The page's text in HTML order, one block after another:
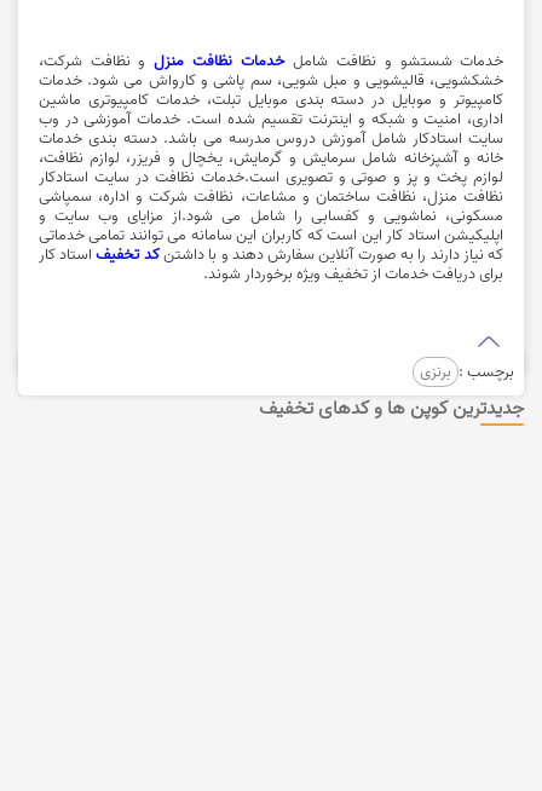
خدمات شستشو و نظافت شامل خدمات نظافت منزل و نظافت شرکت،
خشکشویی، قالیشویی و مبل شویی، سم پاشی و کارواش می شود.خدمات
کامپیوتر و موبایل در دسته بندی موبایل تبلت، خدمات کامپیوتری ماشین
اداری، امنیت و شبکه و اینترنت تقسیم شده است. خدمات آموزشی در وب
سایت استادکار شامل آموزش دروس مدرسه می باشد. دسته بندی خدمات
خانه و آشپزخانه شامل سرمایش و گرمایش، یخچال و فریزر، لوازم نظافت،
لوازم پخت و پز و صوتی و تصویری است.خدمات نظافت در سایت استادکار
نظافت منزل، نظافت ساختمان و مشاعات، نظافت شرکت و اداره، سمپاشی
مسکونی، نماشویی و کفسابی را شامل می شود.از مزایای وب سایت و
اپلیکیشن استاد کار این است که کاربران این سامانه می توانند تمامی خدماتی
که نیاز دارند را به صورت آنلاین سفارش دهند و با داشتنکد تخفیفاستاد کار
برای دریافت خدمات از تخفیف ویژه برخوردار شوند.
برچسب : برنزی
جدیدترین کوپن ها و کدهای تخفیف